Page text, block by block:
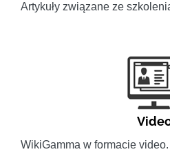
Artykuły związane ze
WikiGamma w formacie video.